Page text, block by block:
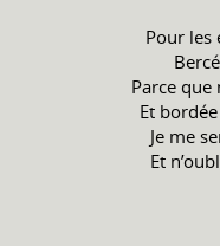
Pour les
Parce
Et
Je me
Et